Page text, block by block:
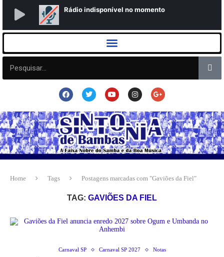
Home Tags Postagens marcadas com "Gaviões da Fiel"
TAG: GAVIÕES DA FIEL
Carnaval SP Carnaval SP 2027 Notas